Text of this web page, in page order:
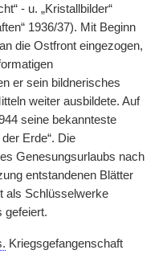
- u. „Kristallbilder“
1936/37). Mit Beginn
die Ostfront eingezogen,
er sein bildnerisches
weiter ausbildete. Auf
seine bekannteste
Erde“. Die
Genesungsurlaubs nach
entstandenen Blätter
als Schlüsselwerke
gefeiert.
Kriegsgefangenschaft